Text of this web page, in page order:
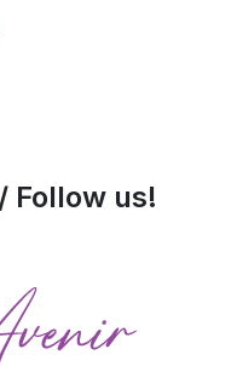
Follow us!